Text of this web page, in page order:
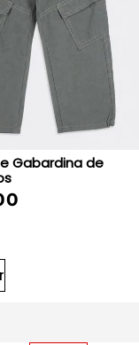
Gabardina de